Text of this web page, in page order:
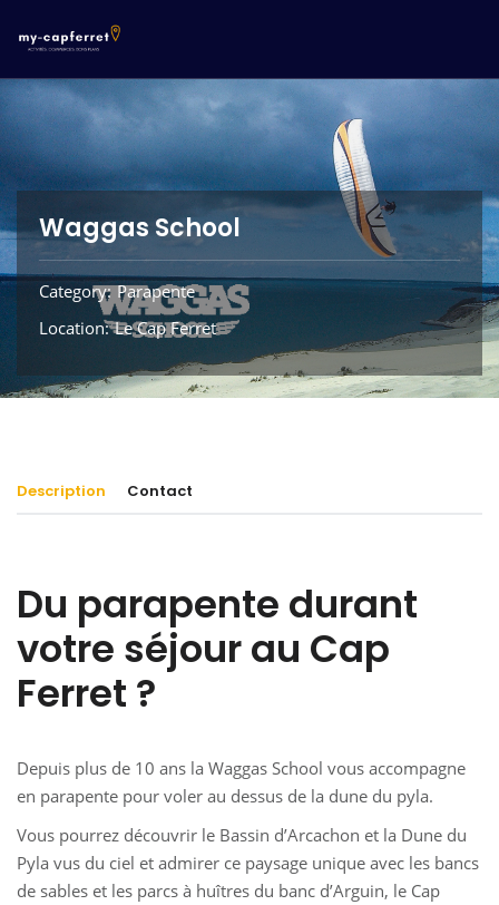
Waggas School
Category Parapente
Location Le Cap Ferret
Description Contact
Du parapente durant
votre séjour au Cap
Ferret ?
Depuis plus de 10 ans la Waggas School vous accompagne
en parapente pour voler au dessus de la dune du pyla.
Vous pourrez découvrir le Bassin d’Arcachon et la Dune du
Pyla vus du ciel et admirer ce paysage unique avec les bancs
de sables et les parcs à huîtres du banc d’Arguin, le Cap